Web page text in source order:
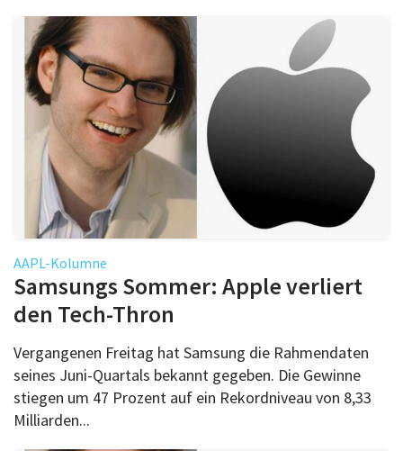
AAPL-Kolumne
Samsungs Sommer: Apple verliert
den Tech-Thron
Vergangenen Freitag hat Samsung die Rahmendaten
seines Juni-Quartals bekannt gegeben. Die Gewinne
stiegen um 47 Prozent auf ein Rekordniveau von 8,33
Milliarden...